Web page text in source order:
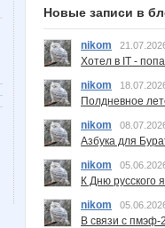
Новые записи в
nikom
Хотел в IT -
nikom
Полдневное
nikom
Азбука для
nikom
К Дню русского
nikom
В связи с пмэф-